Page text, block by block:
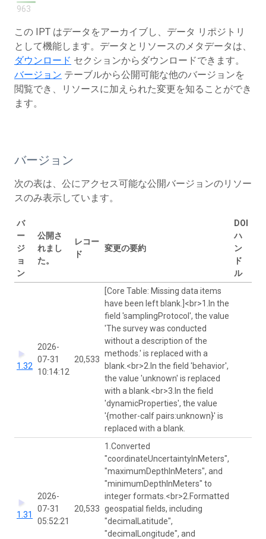
963
この IPT はデータをアーカイブし、データ リポジトリ
として機能します。データとリソースのメタデータは、
ダウンロード セクションからダウンロードできます。
バージョン テーブルから公開可能な他のバージョンを
閲覧でき、リソースに加えられた変更を知ることができ
ます。
バージョン
次の表は、公にアクセス可能な公開バージョンのリソー
スのみ表示しています。
バ
ー
ジ
ョ
ン
公開さ
れまし
た。
レコー
ド
変更の要約
DOI
ハ
ン
ド
ル
1.32
2026-
07-31
10:14:12
20,533
[Core Table: Missing data items
have been left blank.]<br>1.In the
field 'samplingProtocol', the value
'The survey was conducted
without a description of the
methods.' is replaced with a
blank.<br>2.In the field 'behavior',
the value 'unknown' is replaced
with a blank.<br>3.In the field
'dynamicProperties', the value
'{mother-calf pairs:unknown}' is
replaced with a blank.
1.31
2026-
07-31
05:52:21
20,533
1.Converted
"coordinateUncertaintyInMeters",
"maximumDepthInMeters", and
"minimumDepthInMeters" to
integer formats.<br>2.Formatted
geospatial fields, including
"decimalLatitude",
"decimalLongitude", and